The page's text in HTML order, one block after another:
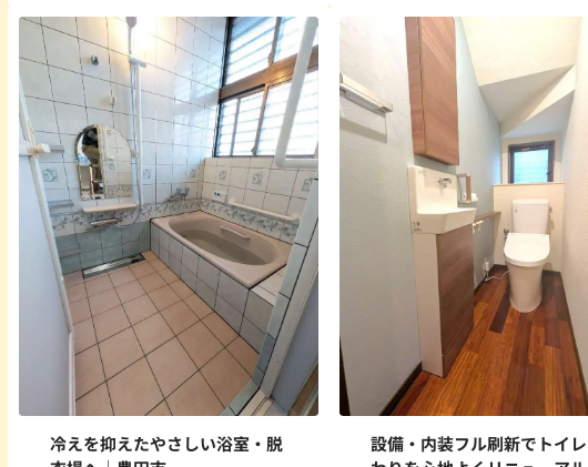
冷えを抑えたやさしい浴室・脱
設備・内装フル刷新でトイ